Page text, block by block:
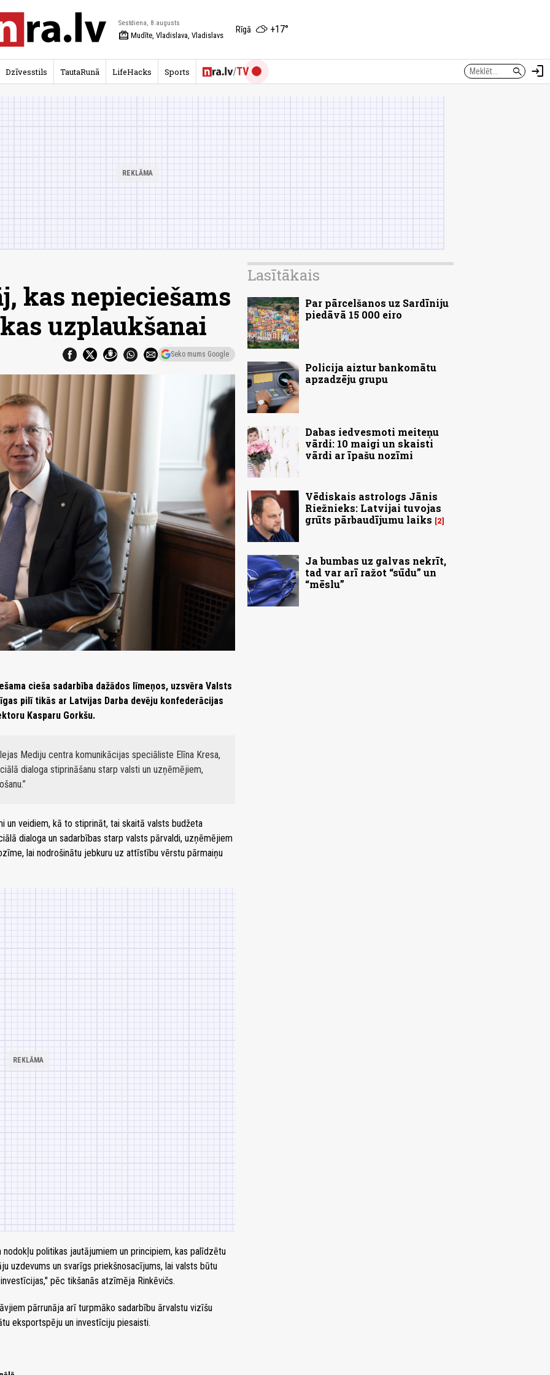
Sestdiena, 8.augusts
redeem Mudīte, Vladislava, Vladislavs
Rīgā +17°
search login
Dzīvesstils TautaRunā LifeHacks Sports
kas nepieciešams
uzplaukšanai
Seko mums Google
cieša sadarbība dažādos līmeņos, uzsvēra Valsts
pilī tikās ar Latvijas Darba devēju konfederācijas
Kasparu Gorkšu.
Mediju centra komunikācijas speciāliste Elīna Kresa,
dialoga stiprināšanu starp valsti un uzņēmējiem,
un veidiem, kā to stiprināt, tai skaitā valsts budžeta
dialoga un sadarbības starp valsts pārvaldi, uzņēmējiem
lai nodrošinātu jebkuru uz attīstību vērstu pārmaiņu
politikas jautājumiem un principiem, kas palīdzētu
uzdevums un svarīgs priekšnosacījums, lai valsts būtu
pēc tikšanās atzīmēja Rinkēvičs.
pārrunāja arī turpmāko sadarbību ārvalstu vizīšu
eksportspēju un investīciju piesaisti.
Lasītākais
Par pārcelšanos uz Sardīniju
piedāvā 15 000 eiro
Policija aiztur bankomātu
apzadzēju grupu
Dabas iedvesmoti meiteņu
vārdi: 10 maigi un skaisti
vārdi ar īpašu nozīmi
Vēdiskais astrologs Jānis
Riežnieks: Latvijai tuvojas
grūts pārbaudījumu laiks
2
Ja bumbas uz galvas nekrīt,
tad var arī ražot “sūdu” un
“mēslu”